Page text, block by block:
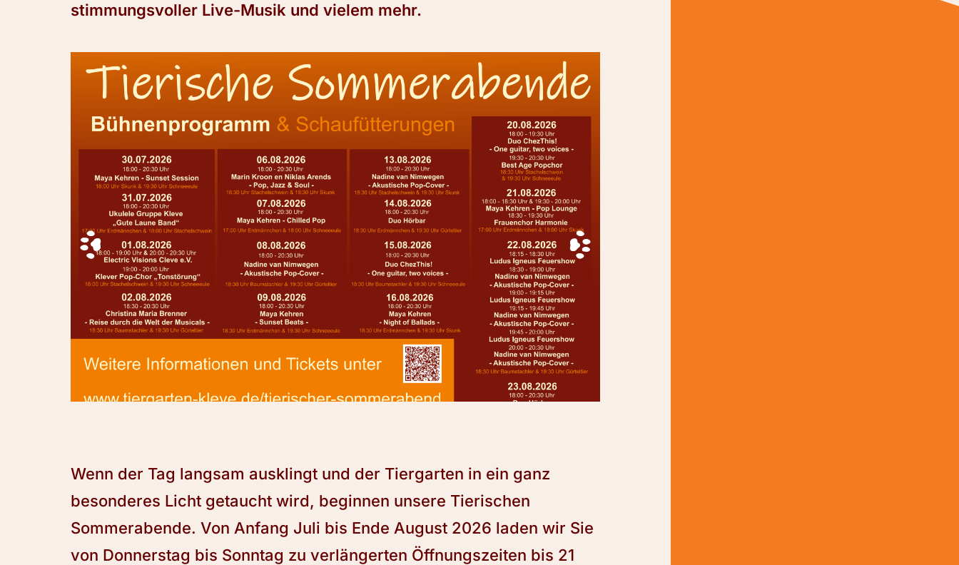
stimmungsvoller Live-Musik und vielem mehr.
Wenn der Tag langsam ausklingt und der Tiergarten in ein ganz
besonderes Licht getaucht wird, beginnen unsere Tierischen
Sommerabende. Von Anfang Juli bis Ende August 2026 laden wir Sie
von Donnerstag bis Sonntag zu verlängerten Öffnungszeiten bis 21